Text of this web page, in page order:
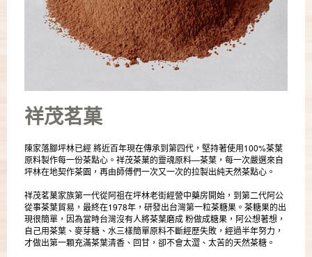
祥茂茗菓
陳家落腳坪林已經 將近百年現在傳承到第四代，堅持著使用100%茶葉
原料製作每一份茶點心。祥茂茶菓的靈魂原料—茶葉，每一次嚴選來自
坪林在地契作茶園，再由師傅們一次又一次的拉製出純天然茶點心。
祥茂茗菓家族第一代從阿祖在坪林老街經營中藥房開始，到第二代阿公
從事茶葉貿易，最終在1978年，研發出台灣第一粒茶糖果。茶糖果的出
現很簡單，因為當時台灣沒有人將茶葉磨成 粉做成糖果，阿公想著想，
自己用茶葉、麥芽糖、水三樣簡單原料不斷經歷失敗，經過半年努力，
才做出第一顆充滿茶葉清香、回甘，卻不會太澀、太苦的天然茶糖。